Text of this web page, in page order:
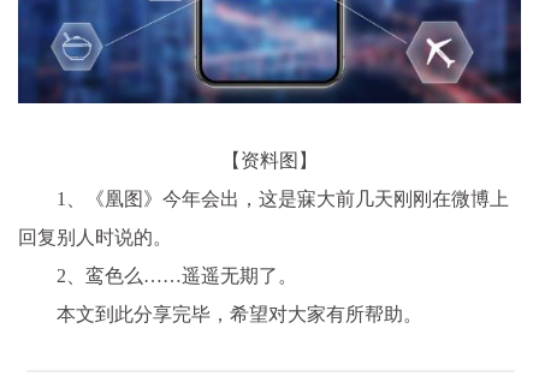
【资料图】
1、《凰图》今年会出，这是寐大前几天刚刚在微博上
回复别人时说的。
2、鸾色么……遥遥无期了。
本文到此分享完毕，希望对大家有所帮助。